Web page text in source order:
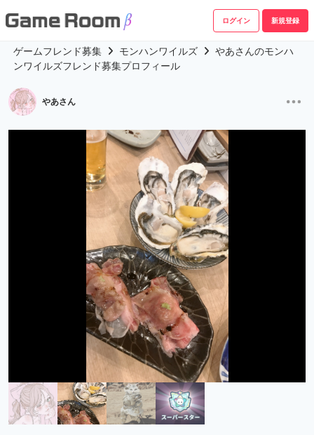
ログイン 新規登録
ゲームフレンド募集 モンハンワイルズ
やあさんのモンハ
ンワイルズフレンド募集プロフィール
やあさん